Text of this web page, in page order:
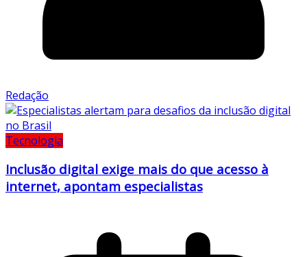
Redação
Tecnologia
Inclusão digital exige mais do que acesso à
internet, apontam especialistas